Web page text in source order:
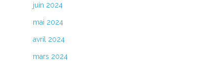
juin 2024
mai 2024
avril 2024
mars 2024